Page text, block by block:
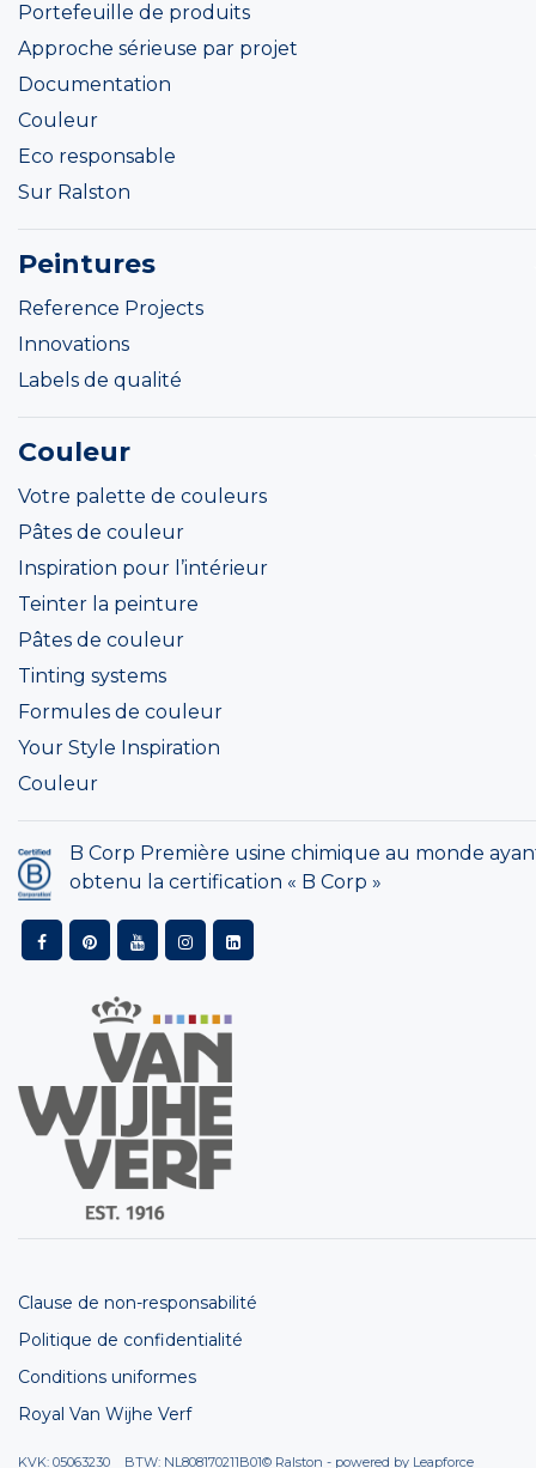
Portefeuille de produits
Approche sérieuse par projet
Documentation
Couleur
Eco responsable
Sur Ralston
Peintures
Reference Projects
Innovations
Labels de qualité
Couleur
Votre palette de couleurs
Pâtes de couleur
Inspiration pour l’intérieur
Teinter la peinture
Pâtes de couleur
Tinting systems
Formules de couleur
Your Style Inspiration
Couleur
B Corp Première usine chimique au monde
obtenu la certification « B Corp »
Clause de non-responsabilité
Politique de confidentialité
Conditions uniformes
Royal Van Wijhe Verf
KVK: 05063230 BTW: NL808170211B01© Ralston - powered by Leapforce